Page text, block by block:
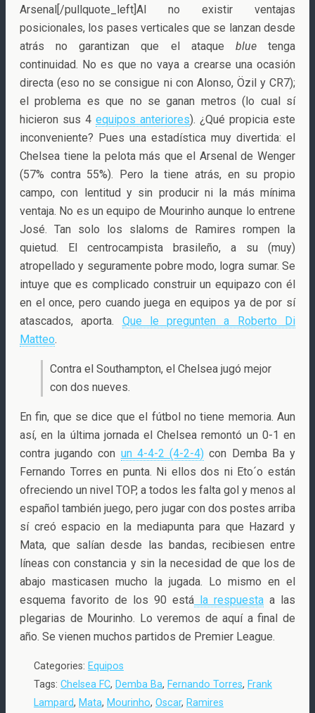
Arsenal[/pullquote_left]Al no existir ventajas
posicionales, los pases verticales que se lanzan desde
atrás no garantizan que el ataque bluetenga
continuidad. No es que no vaya a crearse una ocasión
directa (eso no se consigue ni con Alonso, Özil y CR7);
el problema es que no se ganan metros (lo cual sí
hicieron sus 4 equipos anteriores). ¿Qué propicia este
inconveniente? Pues una estadística muy divertida: el
Chelsea tiene la pelota más que el Arsenal de Wenger
(57% contra 55%). Pero la tiene atrás, en su propio
campo, con lentitud y sin producir ni la más mínima
ventaja. No es un equipo de Mourinho aunque lo entrene
José. Tan solo los slaloms de Ramires rompen la
quietud. El centrocampista brasileño, a su (muy)
atropellado y seguramente pobre modo, logra sumar. Se
intuye que es complicado construir un equipazo con él
en el once, pero cuando juega en equipos ya de por sí
atascados, aporta. Que le pregunten a Roberto Di
Matteo.
Contra el Southampton, el Chelsea jugó mejor
con dos nueves.
En fin, que se dice que el fútbol no tiene memoria. Aun
así, en la última jornada el Chelsea remontó un 0-1 en
contra jugando con un 4-4-2 (4-2-4) con Demba Ba y
Fernando Torres en punta. Ni ellos dos ni Eto´o están
ofreciendo un nivel TOP, a todos les falta gol y menos al
español también juego, pero jugar con dos postes arriba
sí creó espacio en la mediapunta para que Hazard y
Mata, que salían desde las bandas, recibiesen entre
líneas con constancia y sin la necesidad de que los de
abajo masticasen mucho la jugada. Lo mismo en el
esquema favorito de los 90 está la respuesta a las
plegarias de Mourinho. Lo veremos de aquí a final de
año. Se vienen muchos partidos de Premier League.
Categories: Equipos
Tags: Chelsea FC, Demba Ba, Fernando Torres, Frank
Lampard, Mata, Mourinho, Oscar, Ramires